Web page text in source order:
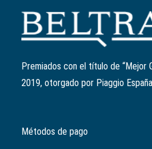
Patín
3,09
Premiados con el título de “Mejor
2019, otorgado por Piaggio
Métodos de pago